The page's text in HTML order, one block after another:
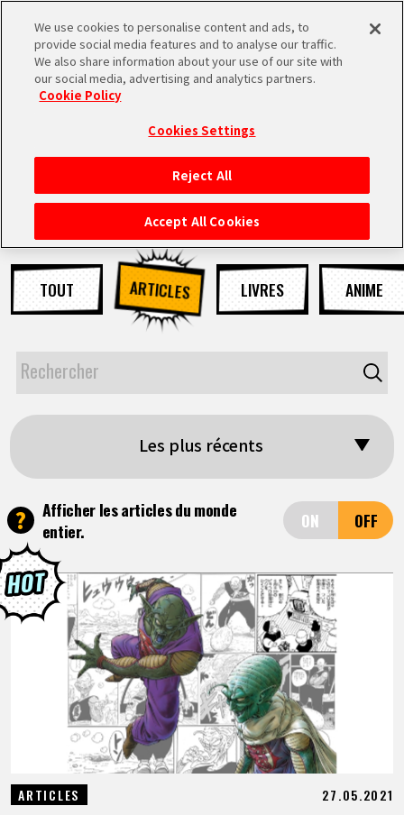
MEN
ACCUEIL
NEWS
À NE PAS MANQUER
VIDÉOS
ARTICLES
LANGUAGE
JP
EN FR DE ES
NEWS
TOUT ARTICLES LIVRES ANIME
Les plus récents
?
Afficher les articles du monde
entier.
ARTICLES 27.05.2021
We use cookies to personalise content and ads, to
provide social media features and to analyse our traffic.
We also share information about your use of our site with
our social media, advertising and analytics partners.
Cookie Policy
Cookies Settings
Reject All
Accept All Cookies